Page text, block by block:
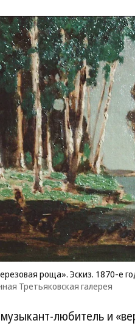
роща». Эскиз. 1870-е
Третьяковская галерея
любитель и